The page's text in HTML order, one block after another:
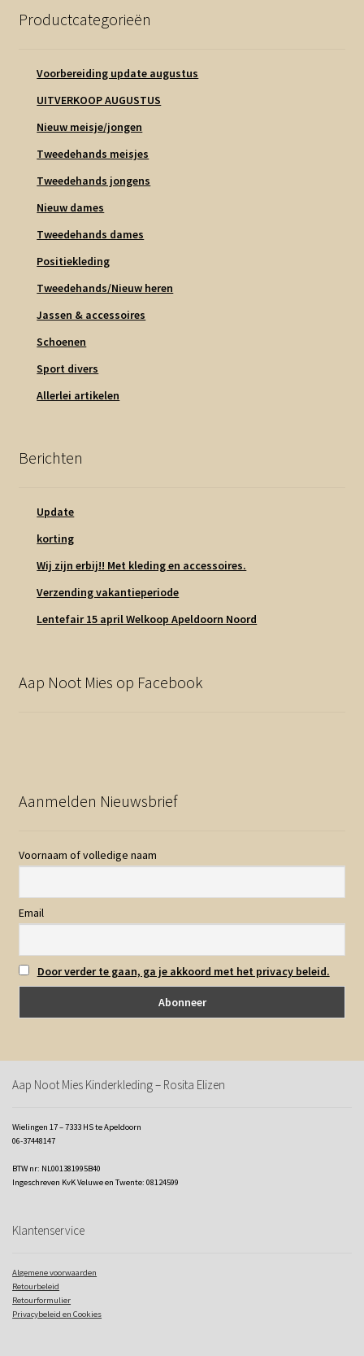
Productcategorieën
Voorbereiding update augustus
UITVERKOOP AUGUSTUS
Nieuw meisje/jongen
Tweedehands meisjes
Tweedehands jongens
Nieuw dames
Tweedehands dames
Positiekleding
Tweedehands/Nieuw heren
Jassen & accessoires
Schoenen
Sport divers
Allerlei artikelen
Berichten
Update
korting
Wij zijn erbij!! Met kleding en accessoires.
Verzending vakantieperiode
Lentefair 15 april Welkoop Apeldoorn Noord
Aap Noot Mies op Facebook
Aanmelden Nieuwsbrief
Voornaam of volledige naam
Email
Door verder te gaan, ga je akkoord met het privacy beleid.
Aap Noot Mies Kinderkleding – Rosita Elizen
Wielingen 17 – 7333 HS te Apeldoorn
06-37448147
BTW nr: NL001381995B40
Ingeschreven KvK Veluwe en Twente: 08124599
Klantenservice
Algemene voorwaarden
Retourbeleid
Retourformulier
Privacybeleid en Cookies